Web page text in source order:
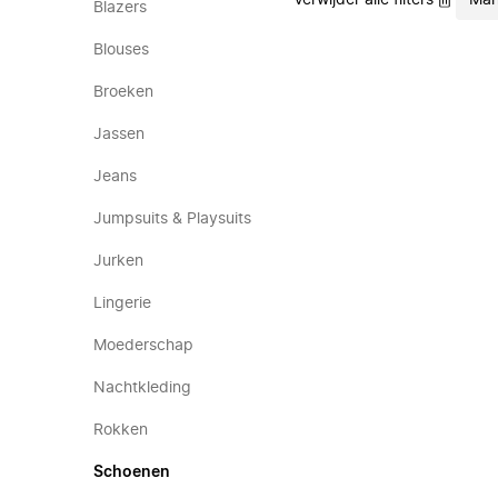
Blazers
Blouses
Broeken
Jassen
Jeans
Jumpsuits & Playsuits
Jurken
Lingerie
Moederschap
Nachtkleding
Rokken
Schoenen